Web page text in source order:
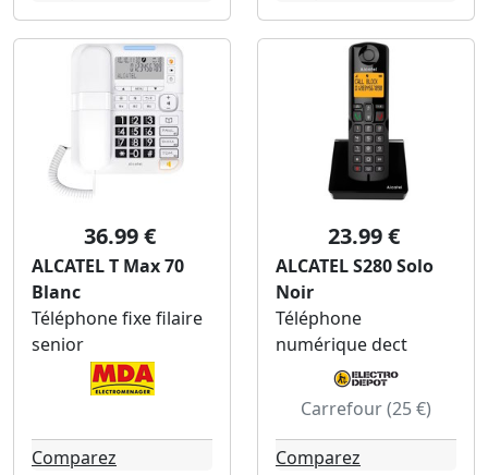
36.99 €
ALCATEL T Max 70
Blanc
Téléphone fixe filaire
senior
Comparez
23.99 €
ALCATEL S280 Solo
Noir
Téléphone
numérique dect
Carrefour (25 €)
Comparez